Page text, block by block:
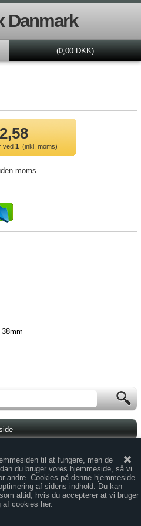
til at fungere, men de
du bruger vores hjemmeside, så vi
andre. Cookies på denne hjemmeside
af sidens indhold. Du kan
altid, hvis du accepterer at vi bruger
cookies her.
Danmark
(0,00 DKK)
ved 1 (inkl. moms)
moms